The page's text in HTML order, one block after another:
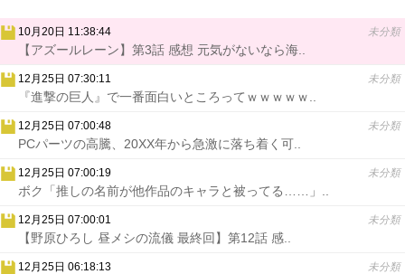
10月20日 11:38:44 未分類
【アズールレーン】第3話 感想 元気がないなら海..
12月25日 07:30:11 未分類
『進撃の巨人』で一番面白いところってｗｗｗｗｗ..
12月25日 07:00:48 未分類
PCパーツの高騰、20XX年から急激に落ち着く可..
12月25日 07:00:19 未分類
ボク「推しの名前が他作品のキャラと被ってる……」..
12月25日 07:00:01 未分類
【野原ひろし 昼メシの流儀 最終回】第12話 感..
12月25日 06:18:13 未分類